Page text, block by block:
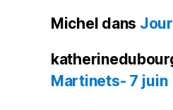
Michel dans
Martinets- 7 juin